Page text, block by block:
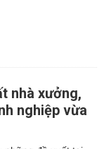
nhà xưởng,
nghiệp vừa